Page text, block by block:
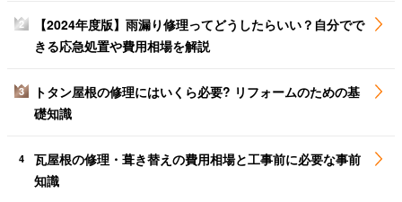
2
【2024年度版】雨漏り修理ってどうしたらいい？自分でで
きる応急処置や費用相場を解説
3
トタン屋根の修理にはいくら必要? リフォームのための基
礎知識
4
瓦屋根の修理・葺き替えの費用相場と工事前に必要な事前
知識